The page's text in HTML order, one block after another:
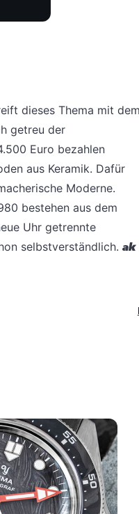
dieses Thema mit dem
getreu der
Euro bezahlen
aus Keramik. Dafür
Moderne.
bestehen aus dem
Uhr getrennte
selbstverständlich. ak